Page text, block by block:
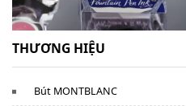
THƯƠNG HIỆU
Bút MONTBLANC